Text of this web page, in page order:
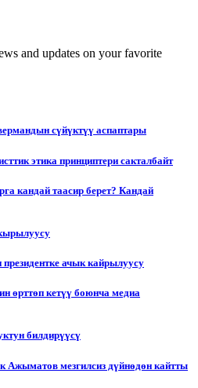
and updates on your favorite
сүйүктүү аспаптары
этика принциптери сакталбайт
кандай таасир берет? Кандай
ачык кайрылуусу
өрттөп кетүү боюнча медиа
билдирүүсү
мезгилсиз дүйнөдөн кайтты